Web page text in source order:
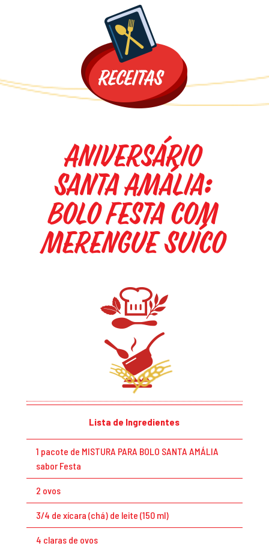
Aniversário
Santa Amália:
Bolo Festa com
Merengue Suíco
Lista de Ingredientes
1 pacote de MISTURA PARA BOLO SANTA AMÁLIA
sabor Festa
2 ovos
3/4 de xícara (chá) de leite (150 ml)
4 claras de ovos